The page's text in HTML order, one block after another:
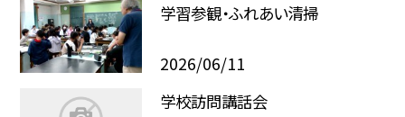
学習参観・ふれあい清掃
2026/06/11
学校訪問講話会